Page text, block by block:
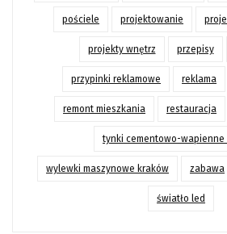
pościele projektowanie
projekty wnętrz przepisy
przypinki reklamowe reklama
remont mieszkania restauracja
tynki cementowo-wapienne
wylewki maszynowe kraków zabawa
światło led